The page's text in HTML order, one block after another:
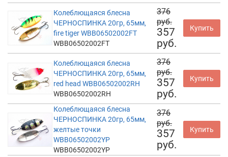
Колеблющаяся блесна
ЧЕРНОСПИНКА 20гр, 65мм,
fire tiger WBB06502002FT
WBB06502002FT
376
руб.
357
руб.
Купить
Колеблющаяся блесна
ЧЕРНОСПИНКА 20гр, 65мм,
red head WBB06502002RH
WBB06502002RH
376
руб.
357
руб.
Купить
Колеблющаяся блесна
ЧЕРНОСПИНКА 20гр, 65мм,
желтые точки
WBB06502002YP
WBB06502002YP
376
руб.
357
руб.
Купить